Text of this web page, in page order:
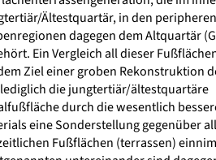
Ältestquartär, in den peripheren
dagegen dem Altquartär
Ein Vergleich all dieser
Ziel einer groben Rekonstruktion
die jungtertiär/ältestquartäre
durch die wesentlich
eine Sonderstellung gegenüber
Fußflächen (terrassen)